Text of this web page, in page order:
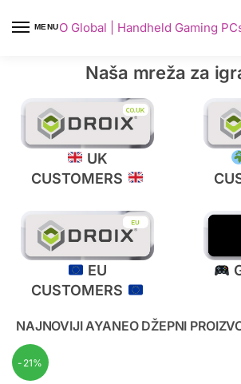
MENU
AYANEO Global | Handheld Gaming
Naša mreža za
UK
CUSTOMERS
EU
CUSTOMERS
NAJNOVIJI AYANEO DŽEPNI
-21%